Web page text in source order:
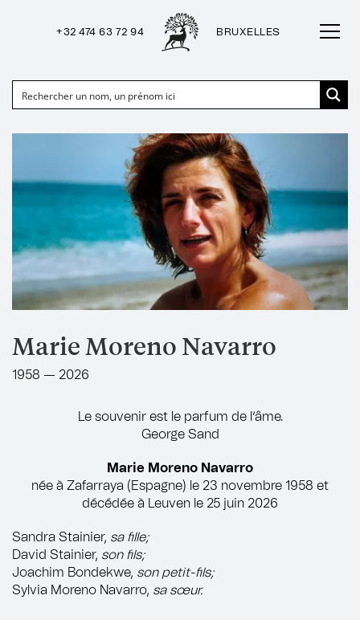
+32 474 63 72 94 BRUXELLES
Marie Moreno Navarro
1958 — 2026
Le souvenir est le parfum de l’âme.
George Sand
Marie Moreno Navarro
née à Zafarraya (Espagne) le 23 novembre 1958 et
décédée à Leuven le 25 juin 2026
Sandra Stainier, sa fille;
David Stainier, son fils;
Joachim Bondekwe, son petit-fils;
Sylvia Moreno Navarro, sa sœur.